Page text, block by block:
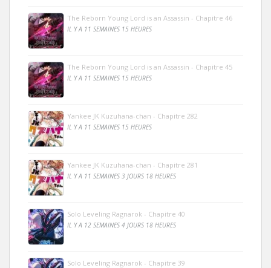
The Reborn Young Lord is an Assassin - Chapitre 46
IL Y A 11 SEMAINES 15 HEURES
The Reborn Young Lord is an Assassin - Chapitre 45
IL Y A 11 SEMAINES 15 HEURES
Yankee JK Kuzuhana-chan - Chapitre 282
IL Y A 11 SEMAINES 15 HEURES
Yankee JK Kuzuhana-chan - Chapitre 281
IL Y A 11 SEMAINES 3 JOURS 18 HEURES
Solo Leveling Ragnarok - Chapitre 40
IL Y A 12 SEMAINES 4 JOURS 18 HEURES
Solo Leveling Ragnarok - Chapitre 39